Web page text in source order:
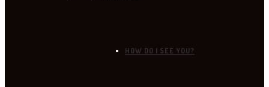
HOW DO I SEE YOU?